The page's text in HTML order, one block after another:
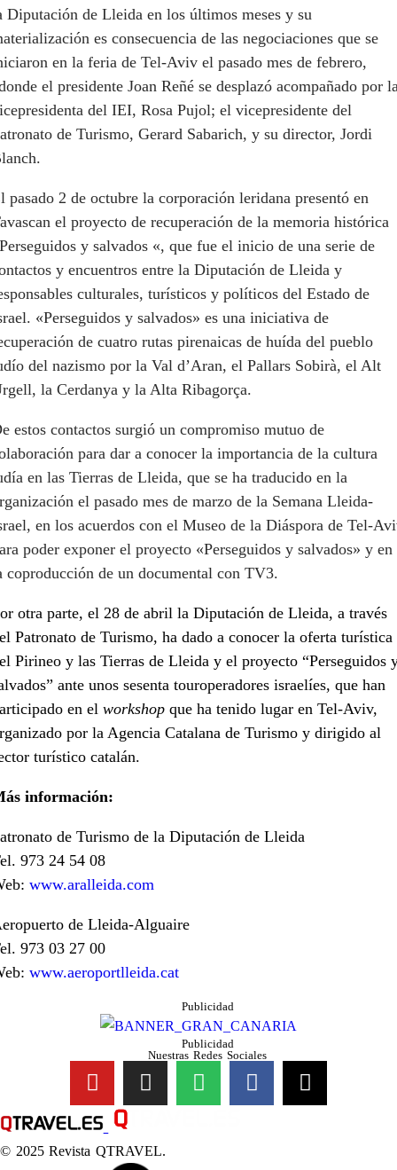
Diputación de Lleida en los últimos meses y su
es consecuencia de las negociaciones que se
en la feria de Tel-Aviv el pasado mes de febrero,
el presidente Joan Reñé se desplazó acompañado por
del IEI, Rosa Pujol; el vicepresidente del
de Turismo, Gerard Sabarich, y su director, Jordi
pasado 2 de octubre la corporación leridana presentó en
el proyecto de recuperación de la memoria histórica
y salvados «, que fue el inicio de una serie de
y encuentros entre la Diputación de Lleida y
culturales, turísticos y políticos del Estado de
«Perseguidos y salvados» es una iniciativa de
de cuatro rutas pirenaicas de huída del pueblo
del nazismo por la Val d’Aran, el Pallars Sobirà, el Alt
la Cerdanya y la Alta Ribagorça.
estos contactos surgió un compromiso mutuo de
para dar a conocer la importancia de la cultura
en las Tierras de Lleida, que se ha traducido en la
el pasado mes de marzo de la Semana Lleida-
en los acuerdos con el Museo de la Diáspora de Tel-
poder exponer el proyecto «Perseguidos y salvados» y en
coproducción de un documental con TV3.
otra parte, el 28 de abril la Diputación de Lleida, a través
Patronato de Turismo, ha dado a conocer la oferta turística
Pirineo y las Tierras de Lleida y el proyecto “Perseguidos
ante unos sesenta touroperadores israelíes, que han
en el workshop que ha tenido lugar en Tel-Aviv,
por la Agencia Catalana de Turismo y dirigido al
turístico catalán.
información:
de Turismo de la Diputación de Lleida
973 24 54 08
www.aralleida.com
de Lleida-Alguaire
973 03 27 00
www.aeroportlleida.cat
Publicidad
Publicidad
Nuestras Redes Sociales
© 2025 Revista QTRAVEL.